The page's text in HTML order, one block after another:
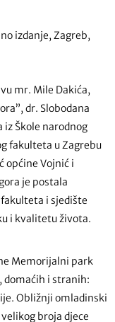
izdanje, Zagreb,
mr. Mile Dakića,
dr. Slobodana
iz Škole narodnog
fakulteta u Zagrebu
općine Vojnić i
je postala
i sjedište
i kvalitetu života.
Memorijalni park
domaćih i stranih:
Obližnji omladinski
broja djece